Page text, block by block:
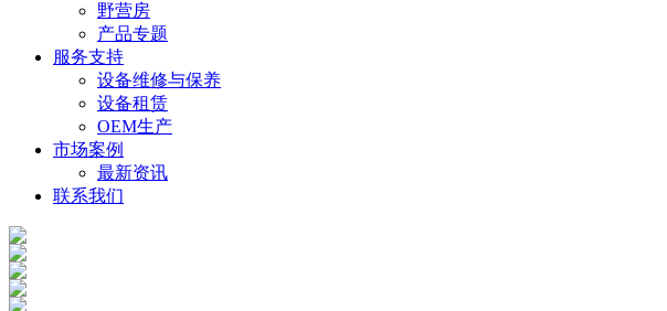
野营房
产品专题
服务支持
设备维修与保养
设备租赁
OEM生产
市场案例
最新资讯
联系我们